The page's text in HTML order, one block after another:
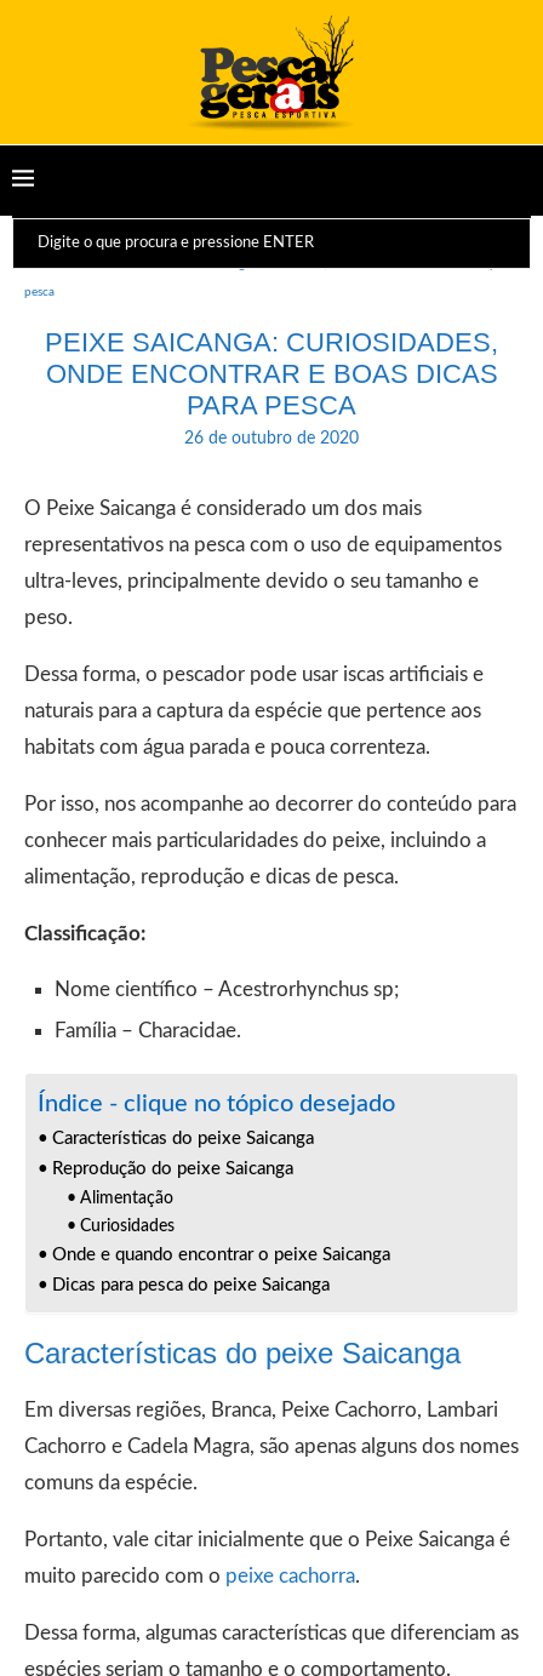
pesca
PEIXE SAICANGA: CURIOSIDADES,
ONDE ENCONTRAR E BOAS DICAS
PARA PESCA
26 de outubro de 2020
O Peixe Saicanga é considerado um dos mais
representativos na pesca com o uso de equipamentos
ultra-leves, principalmente devido o seu tamanho e
peso.
Dessa forma, o pescador pode usar iscas artificiais e
naturais para a captura da espécie que pertence aos
habitats com água parada e pouca correnteza.
Por isso, nos acompanhe ao decorrer do conteúdo para
conhecer mais particularidades do peixe, incluindo a
alimentação, reprodução e dicas de pesca.
Classificação:
Nome científico – Acestrorhynchus sp;
Família – Characidae.
Índice - clique no tópico desejado
Características do peixe Saicanga
Reprodução do peixe Saicanga
Alimentação
Curiosidades
Onde e quando encontrar o peixe Saicanga
Dicas para pesca do peixe Saicanga
Características do peixe Saicanga
Em diversas regiões, Branca, Peixe Cachorro, Lambari
Cachorro e Cadela Magra, são apenas alguns dos nomes
comuns da espécie.
Portanto, vale citar inicialmente que o Peixe Saicanga é
muito parecido com o peixe cachorra.
Dessa forma, algumas características que diferenciam as
espécies seriam o tamanho e o comportamento.